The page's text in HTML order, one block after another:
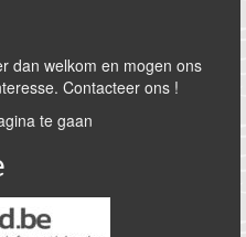
dan welkom en mogen ons
Contacteer ons !
te gaan